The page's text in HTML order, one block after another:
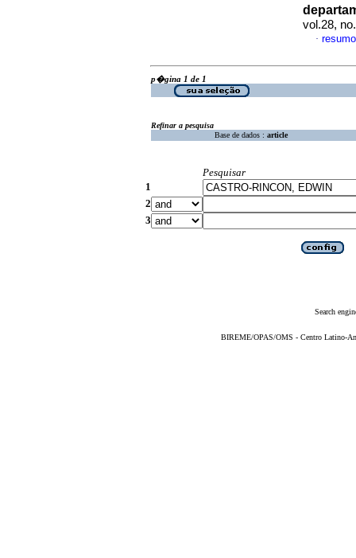
vol.28,
·
p�gina 1 de 1
Refinar a pesquisa
Base de dados : article
Pesquisar
1
2
3
Search
BIREME/OPAS/OMS - Centro Latino-